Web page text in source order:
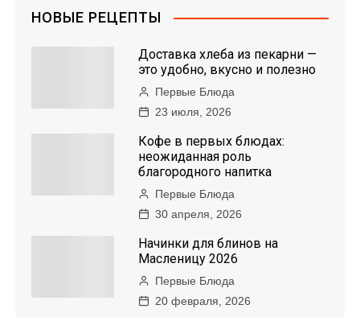
НОВЫЕ РЕЦЕПТЫ
Доставка хлеба из пекарни —
это удобно, вкусно и полезно
Первые Блюда
23 июля, 2026
Кофе в первых блюдах:
неожиданная роль
благородного напитка
Первые Блюда
30 апреля, 2026
Начинки для блинов на
Масленицу 2026
Первые Блюда
20 февраля, 2026